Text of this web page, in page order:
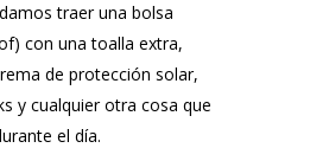
traer una bolsa
con una toalla extra,
de protección solar,
y cualquier otra cosa que
el día.